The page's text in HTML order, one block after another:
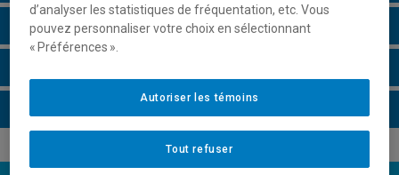
Horaire - Été 2026
d’analyser les statistiques de fréquentation, etc. Vous
pouvez personnaliser votre choix en sélectionnant
« Préférences ».
Tout refuser
Autoriser les témoins